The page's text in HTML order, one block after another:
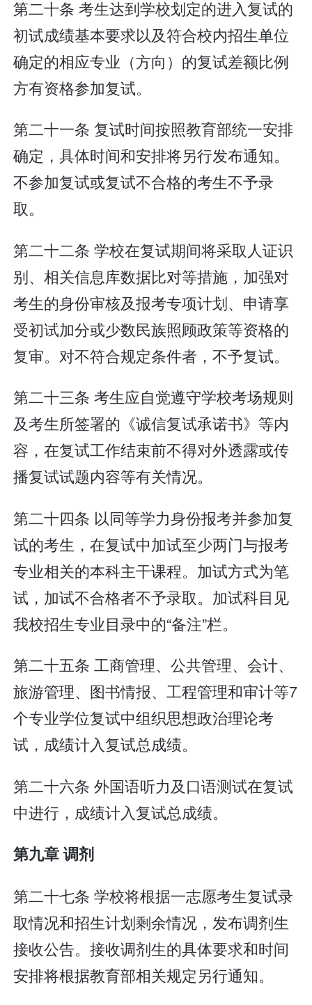
第二十条 考生达到学校划定的进入复试的
初试成绩基本要求以及符合校内招生单位
确定的相应专业（方向）的复试差额比例
方有资格参加复试。
第二十一条 复试时间按照教育部统一安排
确定，具体时间和安排将另行发布通知。
不参加复试或复试不合格的考生不予录
取。
第二十二条 学校在复试期间将采取人证识
别、相关信息库数据比对等措施，加强对
考生的身份审核及报考专项计划、申请享
受初试加分或少数民族照顾政策等资格的
复审。对不符合规定条件者，不予复试。
第二十三条 考生应自觉遵守学校考场规则
及考生所签署的《诚信复试承诺书》等内
容，在复试工作结束前不得对外透露或传
播复试试题内容等有关情况。
第二十四条 以同等学力身份报考并参加复
试的考生，在复试中加试至少两门与报考
专业相关的本科主干课程。加试方式为笔
试，加试不合格者不予录取。加试科目见
我校招生专业目录中的“备注”栏。
第二十五条 工商管理、公共管理、会计、
旅游管理、图书情报、工程管理和审计等7
个专业学位复试中组织思想政治理论考
试，成绩计入复试总成绩。
第二十六条 外国语听力及口语测试在复试
中进行，成绩计入复试总成绩。
第九章 调剂
第二十七条 学校将根据一志愿考生复试录
取情况和招生计划剩余情况，发布调剂生
接收公告。接收调剂生的具体要求和时间
安排将根据教育部相关规定另行通知。